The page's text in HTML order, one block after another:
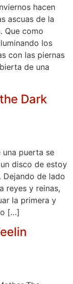
hacen
ascuas de la
Que como
los
con las piernas
de una
Dark
puerta se
disco de estoy
de lado
reyes y reinas,
la primera y
[…]